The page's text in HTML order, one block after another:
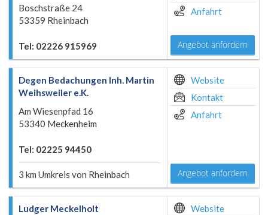
Boschstraße 24
53359 Rheinbach
Tel: 02226 915969
Anfahrt
Angebot anfordern
Degen Bedachungen Inh. Martin
Weihsweiler e.K.
Am Wiesenpfad 16
53340 Meckenheim
Tel: 02225 94450
3 km Umkreis von Rheinbach
Website
Kontakt
Anfahrt
Angebot anfordern
Ludger Meckelholt
Website